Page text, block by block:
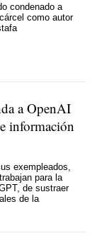
condenado a
como autor
a OpenAI
información
exempleados,
para la
de sustraer
de la